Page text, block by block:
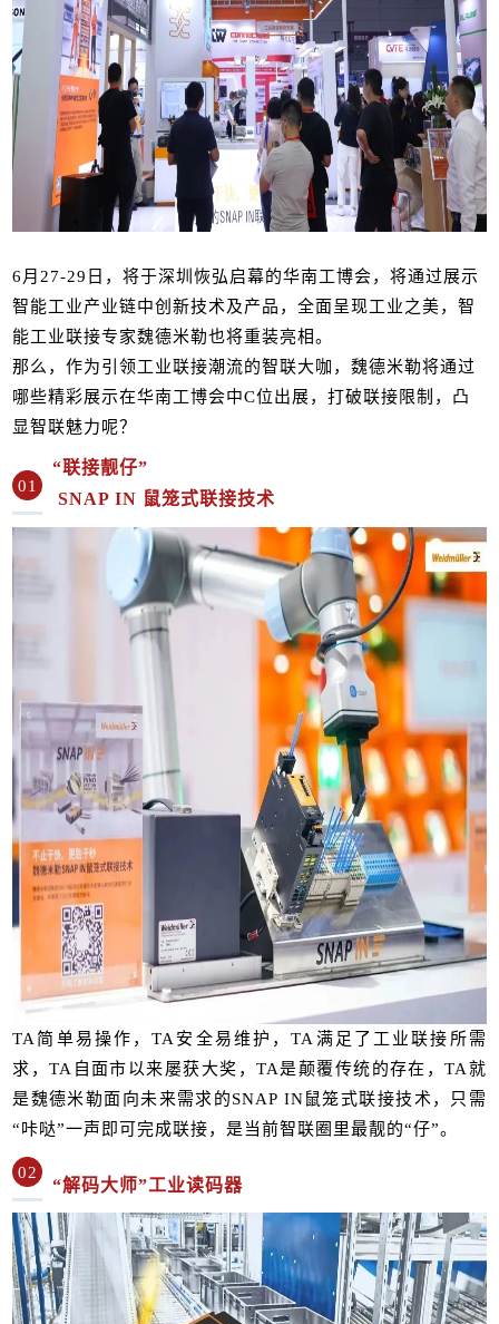
6月27-29日，将于深圳恢弘启幕的华南工博会，将通过展示
智能工业产业链中创新技术及产品，全面呈现工业之美，智
能工业联接专家魏德米勒也将重装亮相。
那么，作为引领工业联接潮流的智联大咖，魏德米勒将通过
哪些精彩展示在华南工博会中C位出展，打破联接限制，凸
显智联魅力呢？
01
“联接靓仔”
SNAP IN 鼠笼式联接技术
TA简单易操作，TA安全易维护，TA满足了工业联接所需
求，TA自面市以来屡获大奖，TA是颠覆传统的存在，TA就
是魏德米勒面向未来需求的SNAP IN鼠笼式联接技术，只需
“咔哒”一声即可完成联接，是当前智联圈里最靓的“仔”。
02
“解码大师”工业读码器